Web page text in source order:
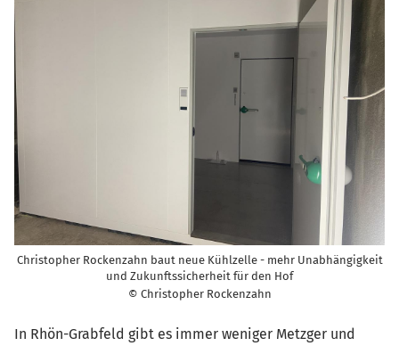
Christopher Rockenzahn baut neue Kühlzelle - mehr Unabhängigkeit
und Zukunftssicherheit für den Hof
© Christopher Rockenzahn
In Rhön-Grabfeld gibt es immer weniger Metzger und